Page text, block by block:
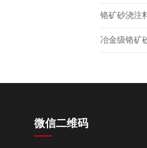
铬矿砂浇注
冶金级铬矿
微信二维码